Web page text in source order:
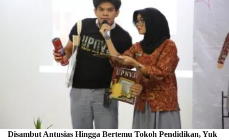
Disambut Antusias Hingga Bertemu Tokoh Pendidikan, Yuk